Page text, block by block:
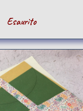
Esaurito